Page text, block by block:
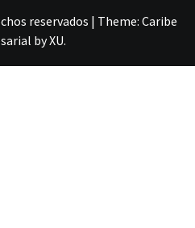
reservados | Theme: Caribe
byXU.